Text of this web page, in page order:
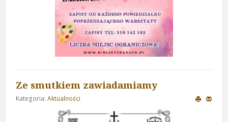
Ze smutkiem zawiadamiamy
Kategoria: Aktualności